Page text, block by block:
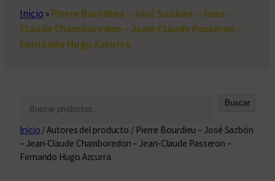
Inicio»Pierre Bourdieu – José Sazbón – Jean-
Claude Chamboredon – Jean-Claude Passeron –
Fernando Hugo Azcurra
s
c
a
Buscar
Inicio / Autores del producto / Pierre Bourdieu – José Sazbón
– Jean-Claude Chamboredon – Jean-Claude Passeron –
Fernando Hugo Azcurra